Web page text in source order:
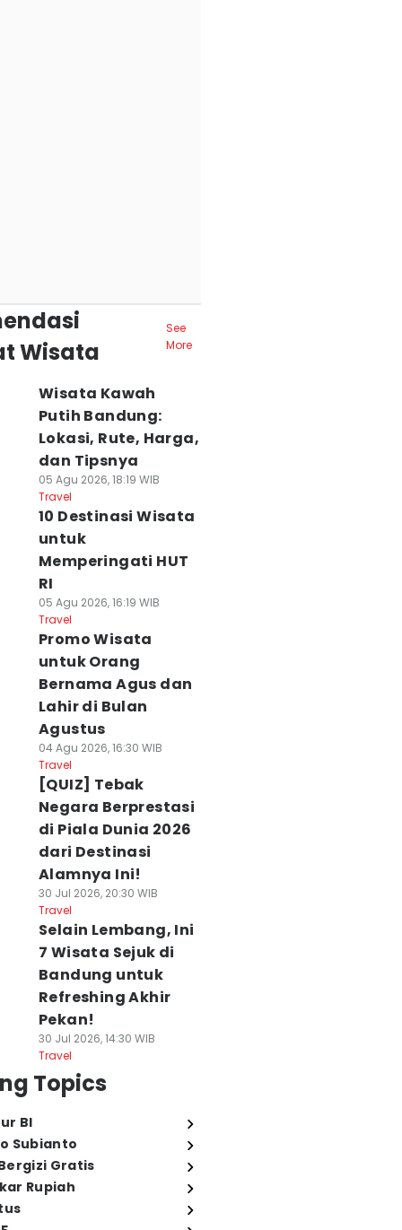
Wisata
See
More
Wisata Kawah
Putih Bandung:
Lokasi, Rute, Harga,
dan Tipsnya
05 Agu 2026, 18:19 WIB
Travel
10 Destinasi Wisata
untuk
Memperingati HUT
RI
05 Agu 2026, 16:19 WIB
Travel
Promo Wisata
untuk Orang
Bernama Agus dan
Lahir di Bulan
Agustus
04 Agu 2026, 16:30 WIB
Travel
[QUIZ] Tebak
Negara Berprestasi
di Piala Dunia 2026
dari Destinasi
Alamnya Ini!
30 Jul 2026, 20:30 WIB
Travel
Selain Lembang, Ini
7 Wisata Sejuk di
Bandung untuk
Refreshing Akhir
Pekan!
30 Jul 2026, 14:30 WIB
Travel
Topics
BI
Subianto
Gratis
Rupiah